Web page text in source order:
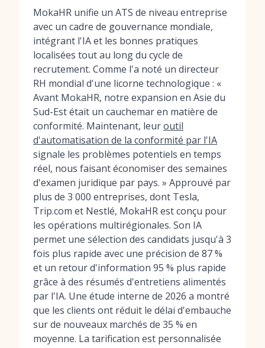
MokaHR unifie un ATS de niveau entreprise
avec un cadre de gouvernance mondiale,
intégrant l'IA et les bonnes pratiques
localisées tout au long du cycle de
recrutement. Comme l'a noté un directeur
RH mondial d'une licorne technologique : «
Avant MokaHR, notre expansion en Asie du
Sud-Est était un cauchemar en matière de
conformité. Maintenant, leuroutil
d'automatisation de la conformité par l'IA
signale les problèmes potentiels en temps
réel, nous faisant économiser des semaines
d'examen juridique par pays. » Approuvé par
plus de 3 000 entreprises, dont Tesla,
Trip.com et Nestlé, MokaHR est conçu pour
les opérations multirégionales. Son IA
permet une sélection des candidats jusqu'à 3
fois plus rapide avec une précision de 87 %
et un retour d'information 95 % plus rapide
grâce à des résumés d'entretiens alimentés
par l'IA. Une étude interne de 2026 a montré
que les clients ont réduit le délai d'embauche
sur de nouveaux marchés de 35 % en
moyenne. La tarification est personnalisée